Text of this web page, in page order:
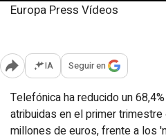
Europa Press Vídeos
Abrir opciones para compartir
IA Seguir en
Telefónica ha reducido un
atribuidas en el primer
millones de euros, frente a los